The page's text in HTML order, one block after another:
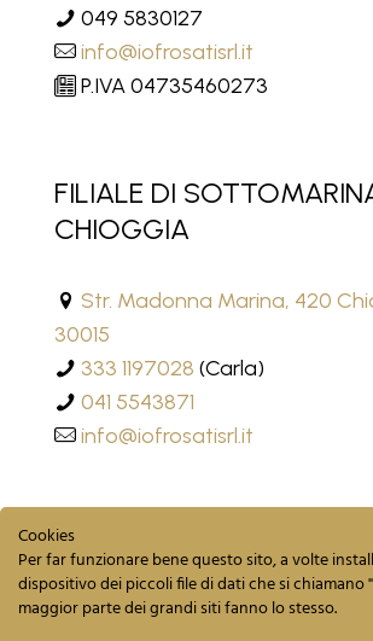
049 5830127
info@iofrosatisrl.it
P.IVA 04735460273
FILIALE DI
CHIOGGIA
Str. Madonna Marina, 420
30015
333 1197028 (Carla)
041 5543871
info@iofrosatisrl.it
Cookies
Per far funzionare bene questo sito, a volte
dispositivo dei piccoli file di dati che si chiamano
maggior parte dei grandi siti fanno lo stesso.